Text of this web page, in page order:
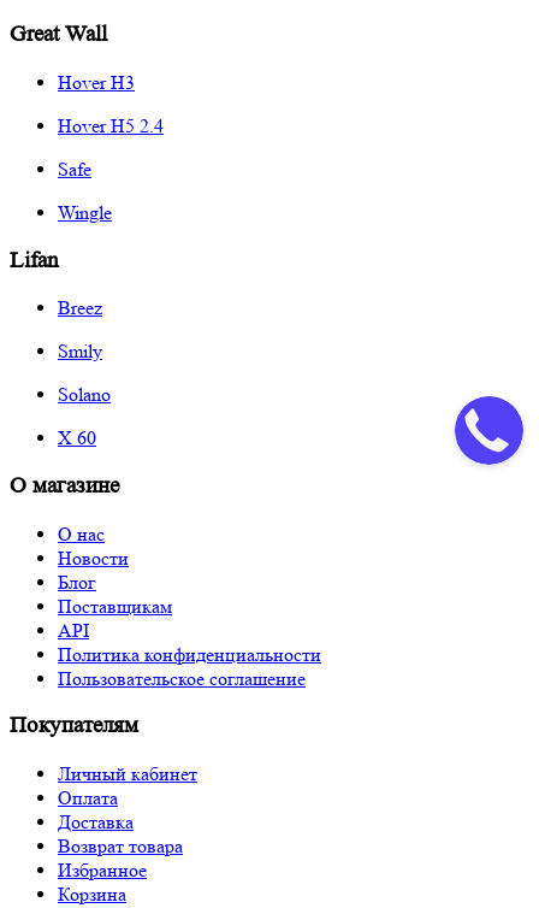
Great Wall
Hover H3
Hover H5 2.4
Safe
Wingle
Lifan
Breez
Smily
Solano
X 60
О магазине
О нас
Новости
Блог
Поставщикам
API
Политика конфиденциальности
Пользовательское соглашение
Покупателям
Личный кабинет
Оплата
Доставка
Возврат товара
Избранное
Корзина